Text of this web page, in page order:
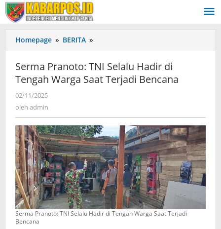
Lewati
ke
konten
Homepage » BERITA »
Pranoto:
Selalu
Hadir
Terjadi
Bencana
Serma Pranoto: TNI Selalu Hadir di
Tengah Warga Saat Terjadi Bencana
02/11/2025
oleh admin
Serma Pranoto: TNI Selalu Hadir di Tengah Warga Saat Terjadi
Bencana